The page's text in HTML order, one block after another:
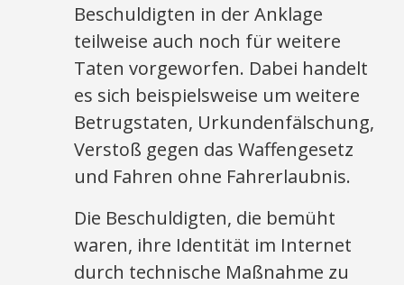
Beschuldigten in der Anklage
teilweise auch noch für weitere
Taten vorgeworfen. Dabei handelt
es sich beispielsweise um weitere
Betrugstaten, Urkundenfälschung,
Verstoß gegen das Waffengesetz
und Fahren ohne Fahrerlaubnis.
Die Beschuldigten, die bemüht
waren, ihre Identität im Internet
durch technische Maßnahme zu